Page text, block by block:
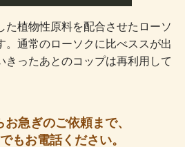
た植物性原料を配合させたローソ
。通常のローソクに比べススが出
きったあとのコップは再利用して
急ぎのご依頼まで、
もお電話ください。